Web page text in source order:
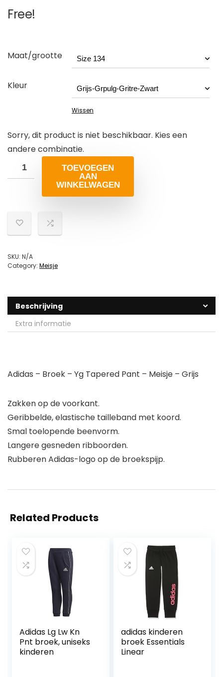
Free!
Maat/grootte
Kleur
Wissen
Sorry, dit product is niet beschikbaar. Kies een
andere combinatie.
TOEVOEGEN
AAN
WINKELWAGEN
SKU: N/A
Category: Meisje
Beschrijving
Extra informatie
Adidas – Broek – Yg Tapered Pant – Meisje – Grijs
Zakken op de voorkant.
Geribbelde, elastische tailleband met koord.
Smal toelopende beenvorm.
Langere gesneden ribboorden.
Rubberen Adidas-logo op de broekspijp.
Related Products
Adidas Lg Lw Kn
Pnt broek, uniseks
kinderen
adidas kinderen
broek Essentials
Linear